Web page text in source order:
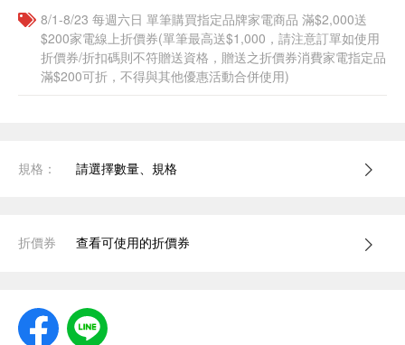
8/1-8/23 每週六日 單筆購買指定品牌家電商品 滿$2,000送
$200家電線上折價券(單筆最高送$1,000，請注意訂單如使用
折價券/折扣碼則不符贈送資格，贈送之折價券消費家電指定品
滿$200可折，不得與其他優惠活動合併使用)
規格： 請選擇數量、規格
折價券 查看可使用的折價券